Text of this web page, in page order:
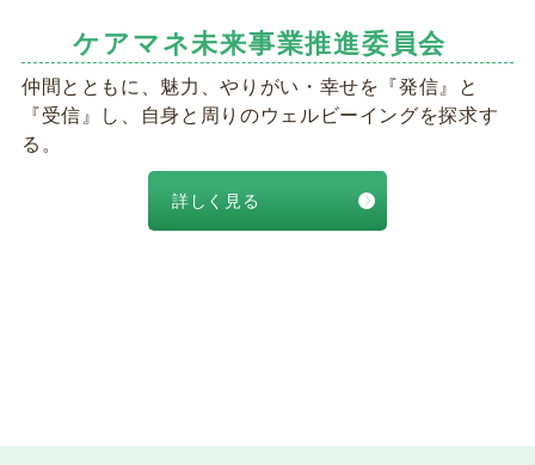
ケアマネ未来事業推進委員会
仲間とともに、魅力、やりがい・幸せを『発信』と
『受信』し、自身と周りのウェルビーイングを探求す
る。
詳しく見る